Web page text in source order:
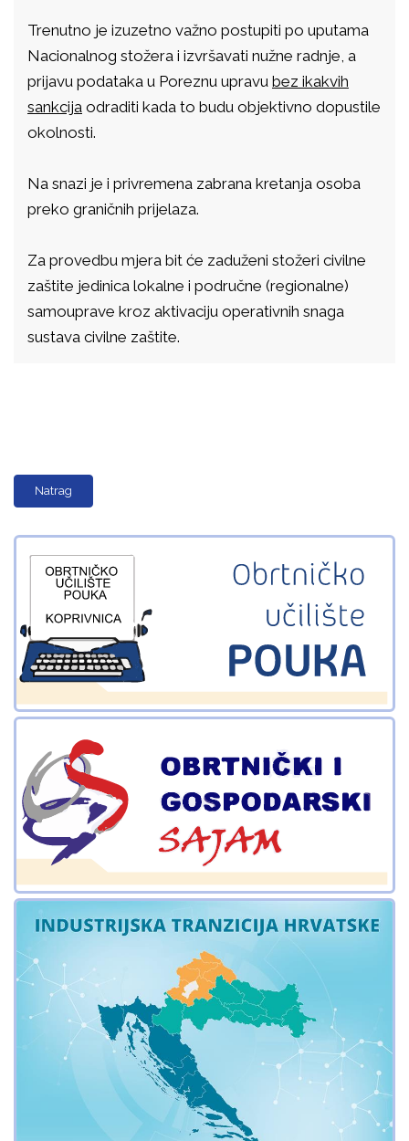
Trenutno je izuzetno važno postupiti po uputama
Nacionalnog stožera i izvršavati nužne radnje, a
prijavu podataka u Poreznu upravu bez ikakvih
sankcija odraditi kada to budu objektivno dopustile
okolnosti.
Na snazi je i privremena zabrana kretanja osoba
preko graničnih prijelaza.
Za provedbu mjera bit će zaduženi stožeri civilne
zaštite jedinica lokalne i područne (regionalne)
samouprave kroz aktivaciju operativnih snaga
sustava civilne zaštite.
Natrag